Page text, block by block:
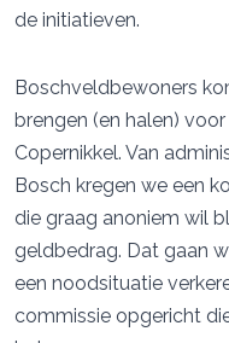
de initiatieven.
Boschveldbewoners
brengen (en halen)
Copernikkel. Van
Bosch kregen we een
die graag anoniem wil
geldbedrag. Dat gaan
een noodsituatie
commissie opgericht